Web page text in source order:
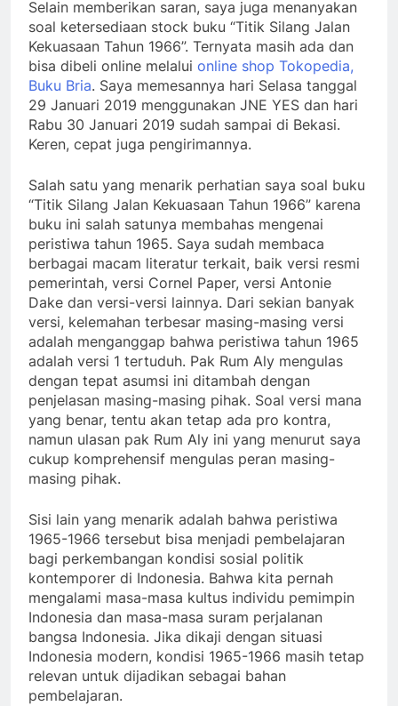
Selain memberikan saran, saya juga menanyakan
soal ketersediaan stock buku “Titik Silang Jalan
Kekuasaan Tahun 1966”. Ternyata masih ada dan
bisa dibeli online melalui online shop Tokopedia,
Buku Bria. Saya memesannya hari Selasa tanggal
29 Januari 2019 menggunakan JNE YES dan hari
Rabu 30 Januari 2019 sudah sampai di Bekasi.
Keren, cepat juga pengirimannya.
Salah satu yang menarik perhatian saya soal buku
“Titik Silang Jalan Kekuasaan Tahun 1966” karena
buku ini salah satunya membahas mengenai
peristiwa tahun 1965. Saya sudah membaca
berbagai macam literatur terkait, baik versi resmi
pemerintah, versi Cornel Paper, versi Antonie
Dake dan versi-versi lainnya. Dari sekian banyak
versi, kelemahan terbesar masing-masing versi
adalah menganggap bahwa peristiwa tahun 1965
adalah versi 1 tertuduh. Pak Rum Aly mengulas
dengan tepat asumsi ini ditambah dengan
penjelasan masing-masing pihak. Soal versi mana
yang benar, tentu akan tetap ada pro kontra,
namun ulasan pak Rum Aly ini yang menurut saya
cukup komprehensif mengulas peran masing-
masing pihak.
Sisi lain yang menarik adalah bahwa peristiwa
1965-1966 tersebut bisa menjadi pembelajaran
bagi perkembangan kondisi sosial politik
kontemporer di Indonesia. Bahwa kita pernah
mengalami masa-masa kultus individu pemimpin
Indonesia dan masa-masa suram perjalanan
bangsa Indonesia. Jika dikaji dengan situasi
Indonesia modern, kondisi 1965-1966 masih tetap
relevan untuk dijadikan sebagai bahan
pembelajaran.